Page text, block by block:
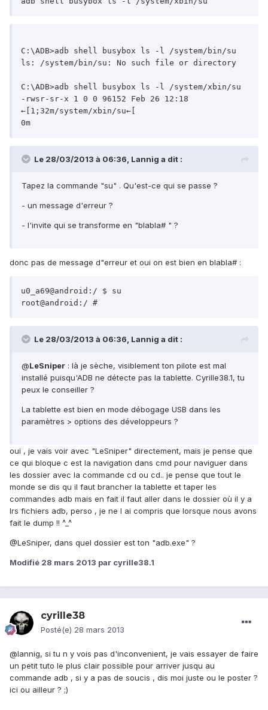
C:\ADB>adb shell busybox ls -l /system/bin/su
ls: /system/bin/su: No such file or directory
C:\ADB>adb shell busybox ls -l /system/xbin/su
-rwsr-sr-x 1 0 0 96152 Feb 26 12:18
←[1;32m/system/xbin/su←[
Le 28/03/2013 à 06:36, Lannig a dit :
Tapez la commande "su" . Qu'est-ce qui se passe ?
- un message d'erreur ?
- l'invite qui se transforme en "blabla# " ?
donc pas de message d"erreur et oui on est bien en blabla# :
u0_a69@android:/ $ su
root@android:/ #
Le 28/03/2013 à 06:36, Lannig a dit :
@LeSniper : là je sèche, visiblement ton pilote est mal
installé puisqu'ADB ne détecte pas la tablette. Cyrille38.1, tu
peux le conseiller ?
La tablette est bien en mode débogage USB dans les
paramètres > options des développeurs ?
oui , je vais voir avec "LeSniper" directement, mais je pense que
ce qui bloque c est la navigation dans cmd pour naviguer dans
les dossier avec la commande cd ou cd.. je pense que tout le
monde se dis qu il faut brancher la tablette et taper les
commandes adb mais en fait il faut aller dans le dossier où il y a
lrs fichiers adb, perso , je ne l ai compris que lorsque nous avons
fait le dump !! ^_^
@LeSniper, dans quel dossier est ton "adb.exe" ?
Modifié 28 mars 2013 par cyrille38.1
cyrille38
Posté(e) 28 mars 2013
@lannig, si tu n y vois pas d'inconvenient, je vais essayer de faire
un petit tuto le plus clair possible pour arriver jusqu au
commande adb , si y a pas de soucis , dis moi juste ou le poster ?
ici ou ailleur ? ;)